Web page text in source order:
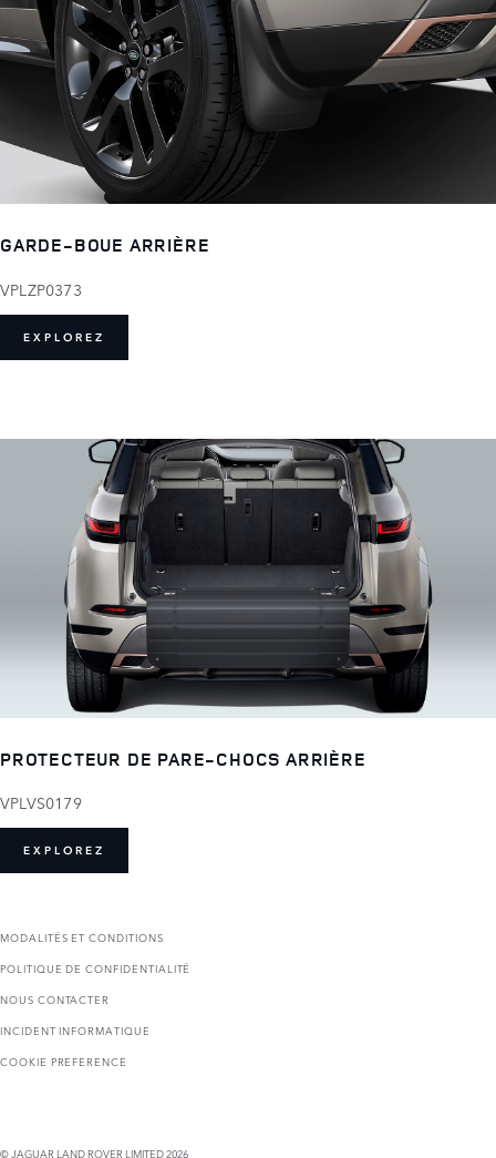
GARDE-BOUE ARRIÈRE
VPLZP0373
EXPLOREZ
PROTECTEUR DE PARE-CHOCS ARRIÈRE
VPLVS0179
EXPLOREZ
MODALITÉS ET CONDITIONS
POLITIQUE DE CONFIDENTIALITÉ
NOUS CONTACTER
INCIDENT INFORMATIQUE
COOKIE PREFERENCE
© JAGUAR LAND ROVER LIMITED 2026